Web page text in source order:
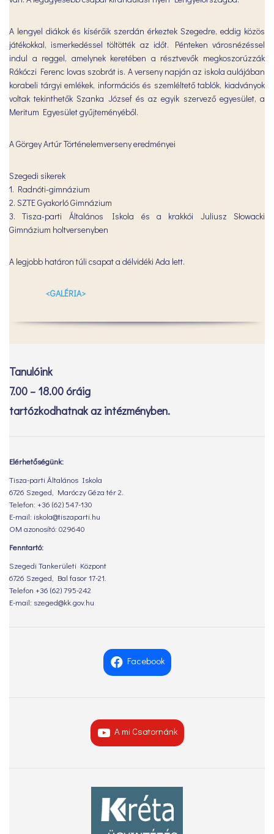
A lengyel diákok és kísérőik szerdán érkeztek Szegedre, eddig közös
játékokkal, ismerkedéssel töltötték az időt. Pénteken városnézéssel
indul a reggel, amelynek keretében a résztvevők megkoszorúzzák
Rákóczi Ferenc lovas szobrát is. A verseny napján az iskola aulájában
korabeli tárgyi emlékek, információs és szemléltető tablók, kiadványok
voltak tekinthetők Szanka József és az egyik szervező egyesület, a
Meritum Egyesület gyűjteményéből.
A Görgey Artúr Történelemverseny eredményei
Szegedi sikerek
1. Radnóti-gimnázium
2. SZTE Gyakorló Gimnázium
3. Tisza-parti Általános Iskola és a krakkói Juliusz Słowacki
Gimnázium holtversenyben
A legjobb határon túli csapat a délvidéki Ada lett.
<GALÉRIA>
Tanulóink
7.00 – 18.00 óráig
tartózkodhatnak az intézményben.
Elérhetőségünk:
Tisza-parti Általános Iskola
6726 Szeged, Maróczy Géza tér 2.
Telefon: +36 (62) 547-130
E-mail: iskola@tiszaparti.hu
OM azonosító: 029640
Fenntartó:
Szegedi Tankerületi Központ
6726 Szeged, Bal fasor 17-21.
Telefon +36 (62) 795-242
E-mail: szeged@kk.gov.hu
Facebook
A mi Csatornánk